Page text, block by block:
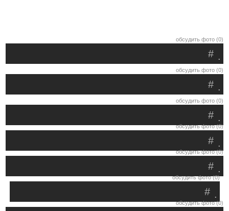
обсудить фото (0)
.
#
обсудить фото (0)
.
#
обсудить фото (0)
.
#
обсудить фото (0)
.
#
обсудить фото (0)
.
#
обсудить фото (0)
.
#
обсудить фото (0)